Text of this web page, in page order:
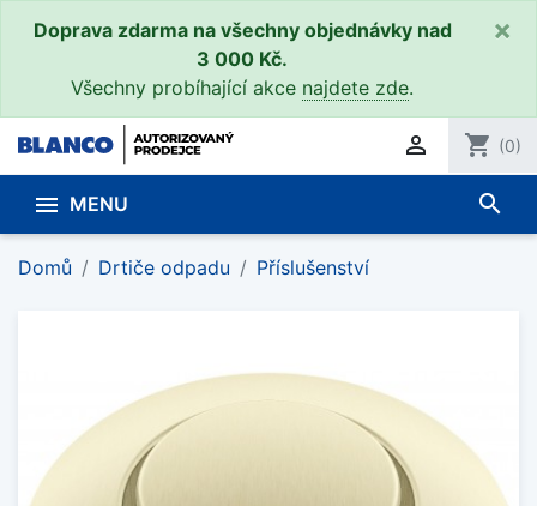
Doprava zdarma na všechny objednávky nad
3 000 Kč.
Všechny probíhající akce najdete zde.
×
 shopping_cart (0)
 MENU search
Domů Drtiče odpadu Příslušenství